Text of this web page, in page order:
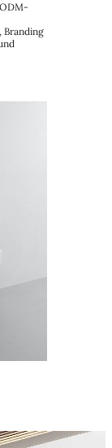
Branding